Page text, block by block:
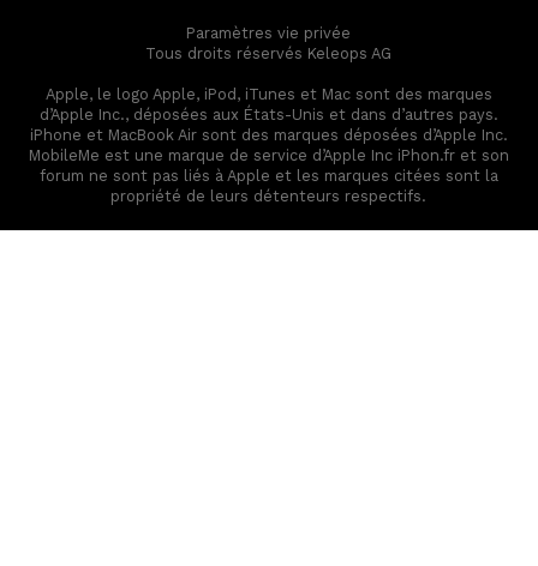
Paramètres vie privée
Tous droits réservés Keleops AG
Apple, le logo Apple, iPod, iTunes et Mac sont des marques
d’Apple Inc., déposées aux États-Unis et dans d’autres pays.
iPhone et MacBook Air sont des marques déposées d’Apple Inc.
MobileMe est une marque de service d’Apple Inc iPhon.fr et son
forum ne sont pas liés à Apple et les marques citées sont la
propriété de leurs détenteurs respectifs.